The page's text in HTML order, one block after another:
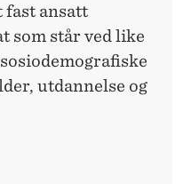
fast ansatt
som står ved like
utdannelse og